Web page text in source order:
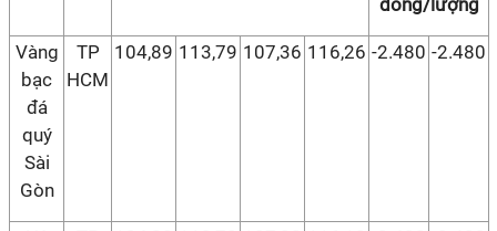
đồng/lượng
Vàng
bạc
đá
quý
Sài
Gòn
TP
HCM
104,89 113,79 107,36 116,26 -2.480 -2.480